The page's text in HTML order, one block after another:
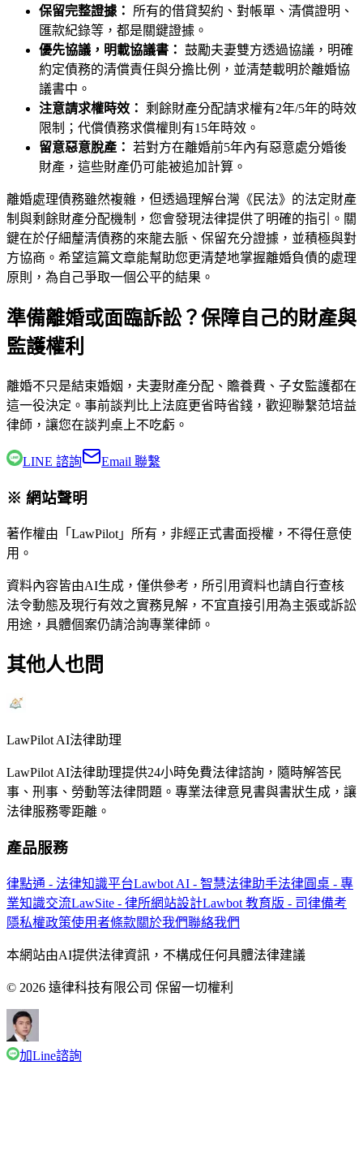
保留完整證據：
所有的借貸契約、對帳單、清償證明、
匯款紀錄等，都是關鍵證據。
優先協議，明載協議書： 鼓勵夫妻雙方透過協議，明確
約定債務的清償責任與分擔比例，並清楚載明於離婚協
議書中。
注意請求權時效： 剩餘財產分配請求權有2年/5年的時效
限制；代償債務求償權則有15年時效。
留意惡意脫產： 若對方在離婚前5年內有惡意處分婚後
財產，這些財產仍可能被追加計算。
離婚處理債務雖然複雜，但透過理解台灣《民法》的法定財產
制與剩餘財產分配機制，您會發現法律提供了明確的指引。關
鍵在於仔細釐清債務的來龍去脈、保留充分證據，並積極與對
方協商。希望這篇文章能幫助您更清楚地掌握離婚負債的處理
原則，為自己爭取一個公平的結果。
準備離婚或面臨訴訟？保障自己的財產與
監護權利
離婚不只是結束婚姻，夫妻財產分配、贍養費、子女監護都在
這一役決定。事前談判比上法庭更省時省錢，歡迎聯繫范培益
律師 ，讓您在談判桌上不吃虧。
LINE 諮詢 Email 聯繫
※ 網站聲明
著作權由「LawPilot」所有，非經正式書面授權，不得任意使
用。
資料內容皆由AI生成，僅供參考，所引用資料也請自行查核
法令動態及現行有效之實務見解，不宜直接引用為主張或訴訟
用途，具體個案仍請洽詢專業律師。
其他人也問
LawPilot AI法律助理
LawPilot AI法律助理提供24小時免費法律諮詢，隨時解答民
事、刑事、勞動等法律問題。專業法律意見書與書狀生成，讓
法律服務零距離。
產品服務
律點通 - 法律知識平台Lawbot AI - 智慧法律助手法律圓桌 - 專
業知識交流LawSite - 律所網站設計Lawbot 教育版 - 司律備考
隱私權政策使用者條款關於我們聯絡我們
本網站由AI提供法律資訊，不構成任何具體法律建議
© 2026 遠律科技有限公司 保留一切權利
加Line諮詢